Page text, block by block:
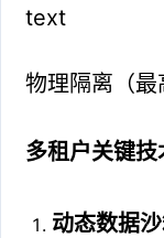
text
物理隔离（
多租户关键技
动态数据